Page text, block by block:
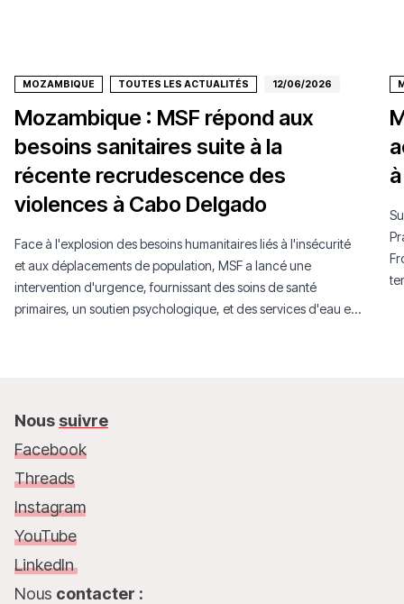
MOZAMBIQUE TOUTES LES ACTUALITÉS 12/06/2026
Mozambique : MSF répond aux
besoins sanitaires suite à la
récente recrudescence des
violences à Cabo Delgado
Face à l'explosion des besoins humanitaires liés à l'insécurité
et aux déplacements de population, MSF a lancé une
intervention d'urgence, fournissant des soins de santé
primaires, un soutien psychologique, et des services d'eau et
Nous suivre
Facebook
Threads
Instagram
YouTube
LinkedIn
Nous contacter :